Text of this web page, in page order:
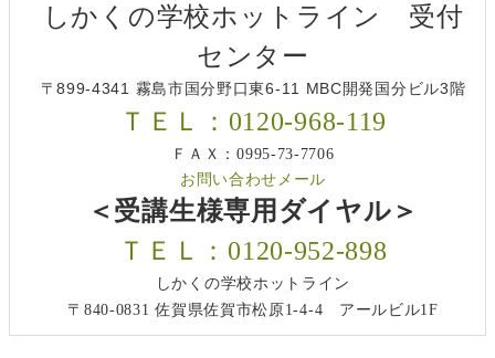
しかくの学校ホットライン 受付
センター
〒899-4341 霧島市国分野口東6-11 MBC開発国分ビル3階
ＴＥＬ：0120-968-119
ＦＡＸ：0995-73-7706
お問い合わせメール
＜受講生様専用ダイヤル＞
ＴＥＬ：0120-952-898
しかくの学校ホットライン
〒840-0831 佐賀県佐賀市松原1-4-4 アールビル1F